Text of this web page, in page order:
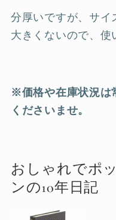
分厚いですが、サイ
大きくないので、使
※価格や在庫状況は
くださいませ。
おしゃれでポ
ンの10年日記